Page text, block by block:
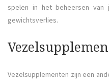
spelen in het beheersen
gewichtsverlies.
Vezelsupplementen zijn een